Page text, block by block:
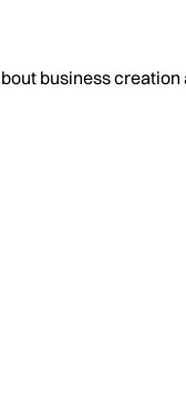
business creation